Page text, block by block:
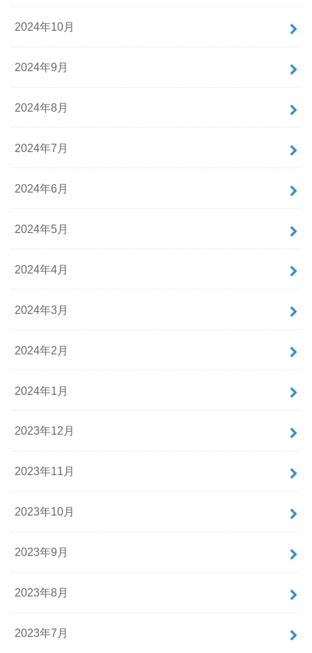
2024年10月
2024年9月
2024年8月
2024年7月
2024年6月
2024年5月
2024年4月
2024年3月
2024年2月
2024年1月
2023年12月
2023年11月
2023年10月
2023年9月
2023年8月
2023年7月